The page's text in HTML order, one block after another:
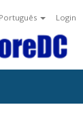
Português Login